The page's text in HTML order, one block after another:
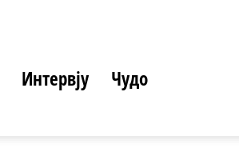
Интервју
Чудо